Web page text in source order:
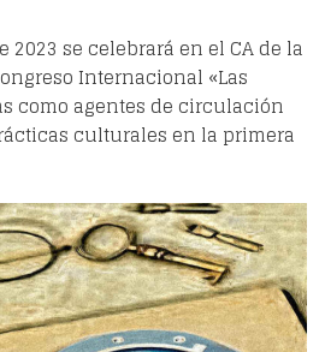
2023 se celebrará en el CA de la
Internacional «Las
como agentes de circulación
culturales en la primera